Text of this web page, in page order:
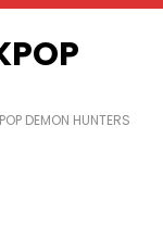
DEMON HUNTERS